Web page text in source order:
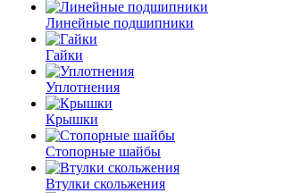
Линейные подшипники
Гайки
Уплотнения
Крышки
Стопорные шайбы
Втулки скольжения